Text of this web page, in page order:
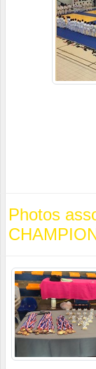
Photos